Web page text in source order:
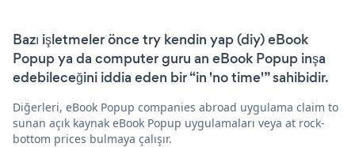
Bazı işletmeler önce try kendin yap (diy) eBook
Popup ya da computer guru an eBook Popup inşa
edebileceğini iddia eden bir “in 'no time'” sahibidir.
Diğerleri, eBook Popup companies abroad uygulama claim to
sunan açık kaynak eBook Popup uygulamaları veya at rock-
bottom prices bulmaya çalışır.